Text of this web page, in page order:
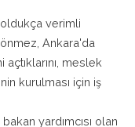
oldukça verimli
Ankara'da
meslek
kurulması için iş
yardımcısı olan